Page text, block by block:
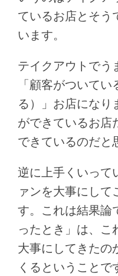
ているお店とそう
います。
テイクアウトでう
「顧客がついて
る）」お店になり
ができているお店
できているのだと
逆に上手くいって
ァンを大事にし
す。これは結果論
ったとき」は、こ
大事にしてきたの
くるということで